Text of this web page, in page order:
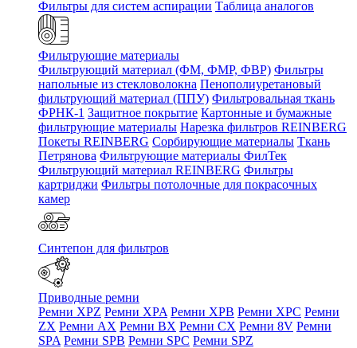
Фильтры для систем аспирации Таблица аналогов
Фильтрующие материалы
Фильтрующий материал (ФМ, ФМР, ФВР) Фильтры
напольные из стекловолокна Пенополиуретановый
фильтрующий материал (ППУ) Фильтровальная ткань
ФРНК-1 Защитное покрытие Картонные и бумажные
фильтрующие материалы Нарезка фильтров REINBERG
Покеты REINBERG Сорбирующие материалы Ткань
Петрянова Фильтрующие материалы ФилТек
Фильтрующий материал REINBERG Фильтры
картриджи Фильтры потолочные для покрасочных
камер
Синтепон для фильтров
Приводные ремни
Ремни XPZ Ремни XPA Ремни XPB Ремни XPC Ремни
ZX Ремни AX Ремни BX Ремни CX Ремни 8V Ремни
SPA Ремни SPB Ремни SPC Ремни SPZ